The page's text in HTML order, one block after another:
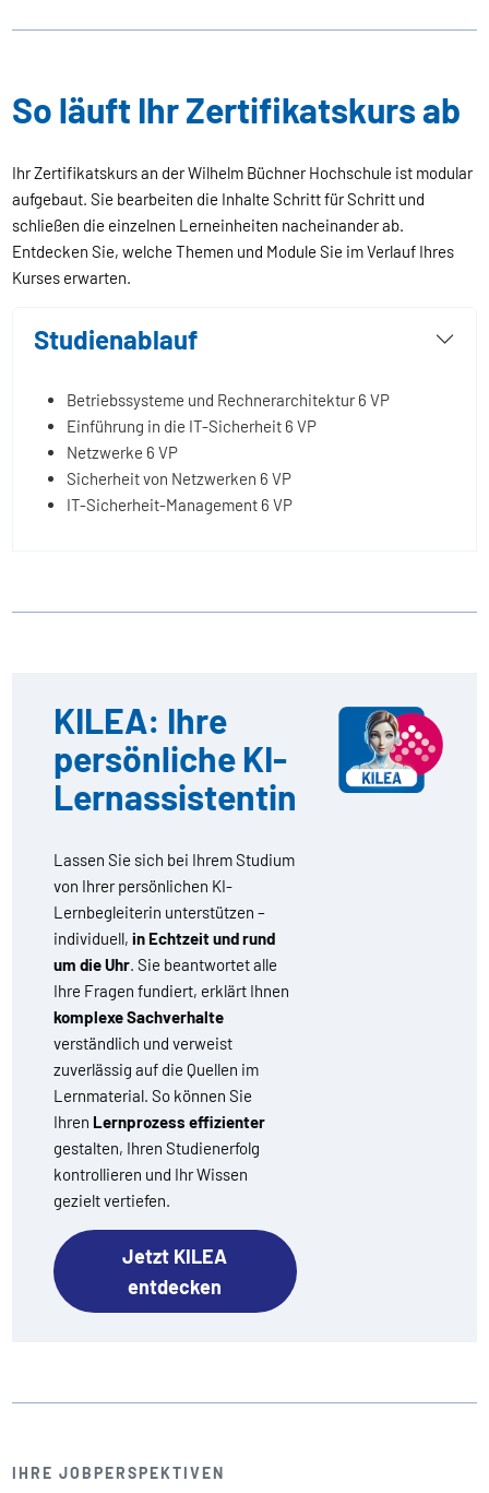
So läuft Ihr Zertifikatskurs ab
Ihr Zertifikatskurs an der Wilhelm Büchner Hochschule ist modular
aufgebaut. Sie bearbeiten die Inhalte Schritt für Schritt und
schließen die einzelnen Lerneinheiten nacheinander ab.
Entdecken Sie, welche Themen und Module Sie im Verlauf Ihres
Kurses erwarten.
Studienablauf
Betriebssysteme und Rechnerarchitektur 6 VP
Einführung in die IT-Sicherheit 6 VP
Netzwerke 6 VP
Sicherheit von Netzwerken 6 VP
IT-Sicherheit-Management 6 VP
KILEA: Ihre
persönliche KI-
Lernassistentin
Lassen Sie sich bei Ihrem Studium
von Ihrer persönlichen KI-
Lernbegleiterin unterstützen –
individuell, in Echtzeit und rund
um die Uhr. Sie beantwortet alle
Ihre Fragen fundiert, erklärt Ihnen
komplexe Sachverhalte
verständlich und verweist
zuverlässig auf die Quellen im
Lernmaterial. So können Sie
Ihren Lernprozess effizienter
gestalten, Ihren Studienerfolg
kontrollieren und Ihr Wissen
gezielt vertiefen.
Jetzt KILEA
entdecken
IHRE JOBPERSPEKTIVEN